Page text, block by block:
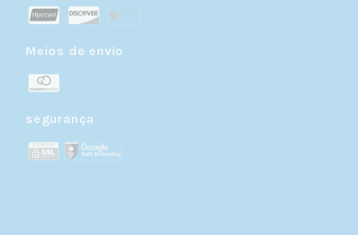
Meios de envio
segurança